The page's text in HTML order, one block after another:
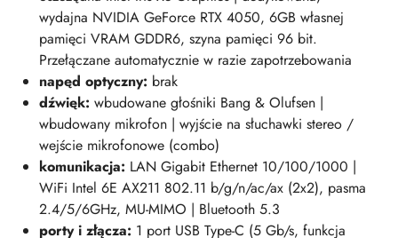
wydajna NVIDIA GeForce RTX 4050, 6GB własnej
pamięci VRAM GDDR6, szyna pamięci 96 bit.
Przełączane automatycznie w razie zapotrzebowania
napęd optyczny: brak
dźwięk: wbudowane głośniki Bang & Olufsen |
wbudowany mikrofon | wyjście na słuchawki stereo /
wejście mikrofonowe (combo)
komunikacja: LAN Gigabit Ethernet 10/100/1000 |
WiFi Intel 6E AX211 802.11 b/g/n/ac/ax (2x2), pasma
2.4/5/6GHz, MU-MIMO | Bluetooth 5.3
porty i złącza: 1 port USB Type-C (5 Gb/s, funkcja